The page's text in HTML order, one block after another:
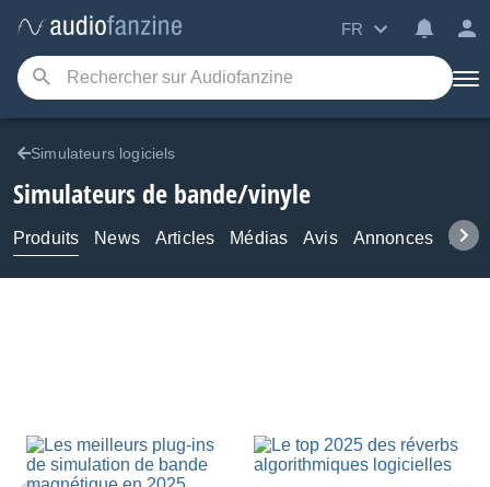
FR
Simulateurs logiciels
Simulateurs de bande/vinyle
Produits News Articles Médias Avis Annonces